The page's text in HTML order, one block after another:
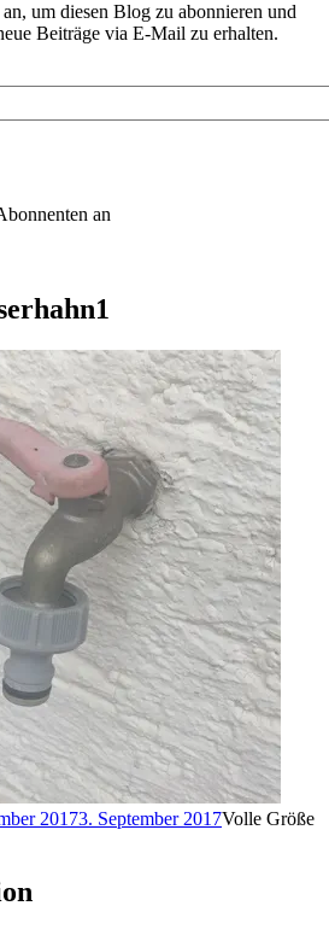
um diesen Blog zu abonnieren und
Beiträge via E-Mail zu erhalten.
an
20173. September 2017Volle Größe